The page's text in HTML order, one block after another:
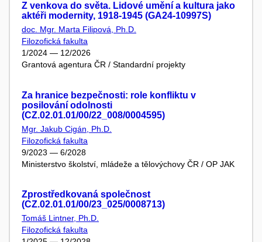
Z venkova do světa. Lidové umění a kultura jako
aktéři modernity, 1918-1945 (GA24-10997S)
doc. Mgr. Marta Filipová, Ph.D.
Filozofická fakulta
1/2024 — 12/2026
Grantová agentura ČR / Standardní projekty
Za hranice bezpečnosti: role konfliktu v
posilování odolnosti
(CZ.02.01.01/00/22_008/0004595)
Mgr. Jakub Cigán, Ph.D.
Filozofická fakulta
9/2023 — 6/2028
Ministerstvo školství, mládeže a tělovýchovy ČR / OP JAK
Zprostředkovaná společnost
(CZ.02.01.01/00/23_025/0008713)
Tomáš Lintner, Ph.D.
Filozofická fakulta